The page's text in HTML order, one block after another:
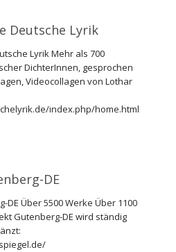
Deutsche Lyrik
Lyrik Mehr als 700
DichterInnen, gesprochen
Videocollagen von Lothar
index.php/home.html
DE
DE Über 5500 Werke Über 1100
Gutenberg-DE wird ständig